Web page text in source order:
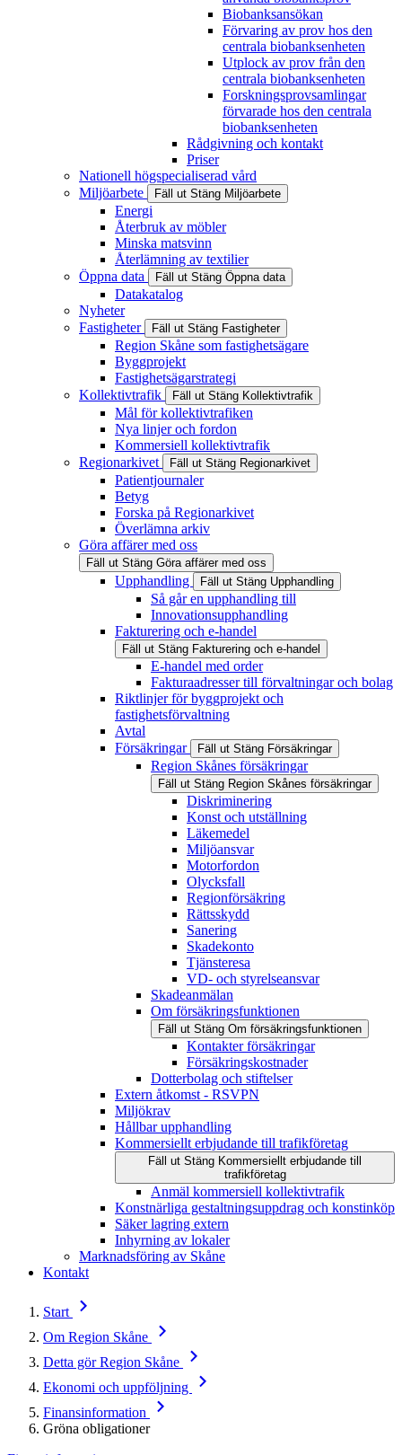
Biobanksansökan
Förvaring av prov hos den
centrala biobanksenheten
Utplock av prov från den
centrala biobanksenheten
Forskningsprovsamlingar
förvarade hos den centrala
biobanksenheten
Rådgivning och kontakt
Priser
Nationell högspecialiserad vård
Miljöarbete
Fäll ut Stäng Miljöarbete
Energi
Återbruk av möbler
Minska matsvinn
Återlämning av textilier
Öppna data
Fäll ut Stäng Öppna data
Datakatalog
Nyheter
Fastigheter
Fäll ut Stäng Fastigheter
Region Skåne som fastighetsägare
Byggprojekt
Fastighetsägarstrategi
Kollektivtrafik
Fäll ut Stäng Kollektivtrafik
Mål för kollektivtrafiken
Nya linjer och fordon
Kommersiell kollektivtrafik
Regionarkivet
Fäll ut Stäng Regionarkivet
Patientjournaler
Betyg
Forska på Regionarkivet
Överlämna arkiv
Göra affärer med oss
Fäll ut Stäng Göra affärer med oss
Upphandling Fäll ut Stäng Upphandling
Så går en upphandling till
Innovationsupphandling
Fakturering och e-handel
Fäll ut Stäng Fakturering och e-handel
E-handel med order
Fakturaadresser till förvaltningar och bolag
Riktlinjer för byggprojekt och
fastighetsförvaltning
Avtal
Försäkringar
Fäll ut Stäng Försäkringar
Region Skånes försäkringar
Fäll ut Stäng Region Skånes försäkringar
Diskriminering
Konst och utställning
Läkemedel
Miljöansvar
Motorfordon
Olycksfall
Regionförsäkring
Rättsskydd
Sanering
Skadekonto
Tjänsteresa
VD- och styrelseansvar
Skadeanmälan
Om försäkringsfunktionen
Fäll ut Stäng Om försäkringsfunktionen
Kontakter försäkringar
Försäkringskostnader
Dotterbolag och stiftelser
Extern åtkomst - RSVPN
Miljökrav
Hållbar upphandling
Kommersiellt erbjudande till trafikföretag
Fäll ut Stäng Kommersiellt erbjudande till
trafikföretag
Anmäl kommersiell kollektivtrafik
Konstnärliga gestaltningsuppdrag och konstinköp
Säker lagring extern
Inhyrning av lokaler
Marknadsföring av Skåne
Kontakt
Start
Om Region Skåne
Detta gör Region Skåne
Ekonomi och uppföljning
Finansinformation
Gröna obligationer